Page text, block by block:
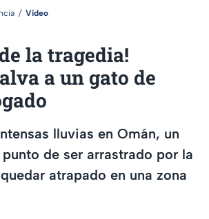
Video
la tragedia!
a un gato de
lluvias en Omán, un
de ser arrastrado por la
atrapado en una zona